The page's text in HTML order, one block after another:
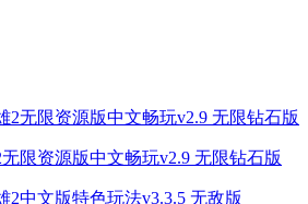
限资源版中文畅玩v2.9 无限钻石版